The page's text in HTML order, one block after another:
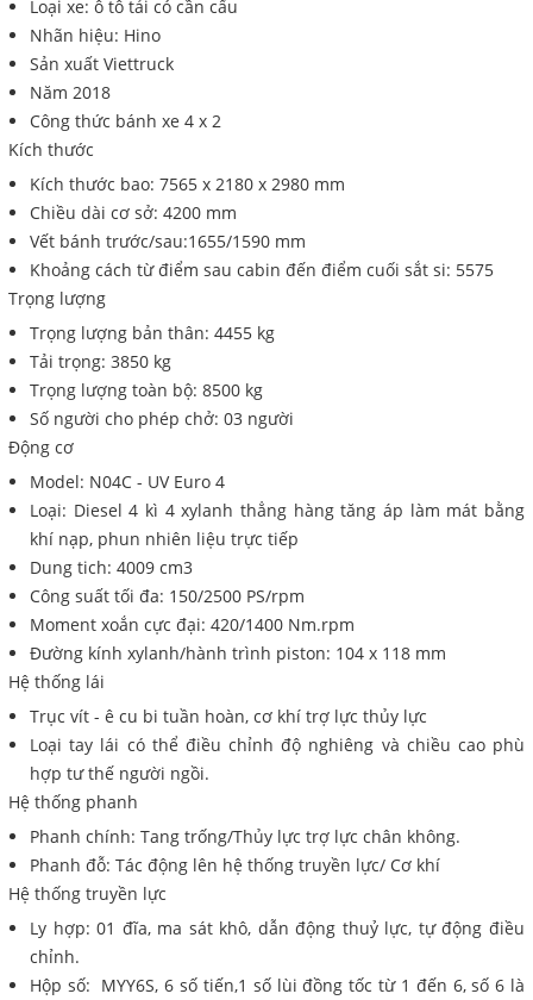
Loại xe: ô tô tải có cần cẩu
Nhãn hiệu: Hino
Sản xuất Viettruck
Năm 2018
Công thức bánh xe 4 x 2
Kích thước
Kích thước bao: 7565 x 2180 x 2980 mm
Chiều dài cơ sở: 4200 mm
Vết bánh trước/sau:1655/1590 mm
Khoảng cách từ điểm sau cabin đến điểm cuối sắt si: 5575
Trọng lượng
Trọng lượng bản thân: 4455 kg
Tải trọng: 3850 kg
Trọng lượng toàn bộ: 8500 kg
Số người cho phép chở: 03 người
Động cơ
Model: N04C - UV Euro 4
Loại: Diesel 4 kì 4 xylanh thẳng hàng tăng áp làm mát bằng
khí nạp, phun nhiên liệu trực tiếp
Dung tich: 4009 cm3
Công suất tối đa: 150/2500 PS/rpm
Moment xoắn cực đại: 420/1400 Nm.rpm
Đường kính xylanh/hành trình piston: 104 x 118 mm
Hệ thống lái
Trục vít - ê cu bi tuần hoàn, cơ khí trợ lực thủy lực
Loại tay lái có thể điều chỉnh độ nghiêng và chiều cao phù
hợp tư thế người ngồi.
Hệ thống phanh
Phanh chính: Tang trống/Thủy lực trợ lực chân không.
Phanh đỗ: Tác động lên hệ thống truyền lực/ Cơ khí
Hệ thống truyền lực
Ly hợp: 01 đĩa, ma sát khô, dẫn động thuỷ lực, tự động điều
chỉnh.
Hộp số: MYY6S, 6 số tiến,1 số lùi đồng tốc từ 1 đến 6, số 6 là